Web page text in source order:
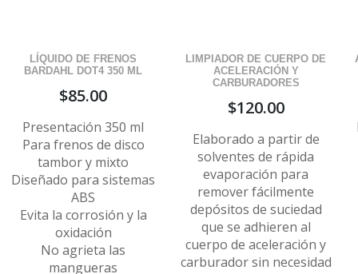
LÍQUIDO DE FRENOS
BARDAHL DOT4 350 ML
$85.00
Presentación 350 ml
Para frenos de disco
tambor y mixto
Diseñado para sistemas
ABS
Evita la corrosión y la
oxidación
No agrieta las
mangueras
LIMPIADOR DE CUERPO DE
ACELERACIÓN Y
CARBURADORES
$120.00
Elaborado a partir de
solventes de rápida
evaporación para
remover fácilmente
depósitos de suciedad
que se adhieren al
cuerpo de aceleración y
carburador sin necesidad